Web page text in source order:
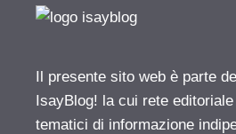
Il presente sito web è parte
IsayBlog! la cui rete
tematici di informazione